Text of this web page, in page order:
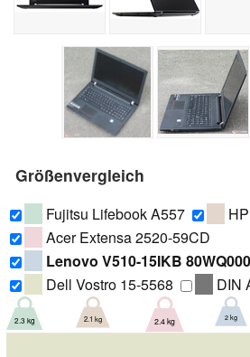
Größenvergleich
Fujitsu Lifebook A557
Acer Extensa 2520-59CD
Lenovo V510-15IKB
Dell Vostro 15-5568
DIN
2.3 kg 2.1 kg 2.4 kg 2 kg